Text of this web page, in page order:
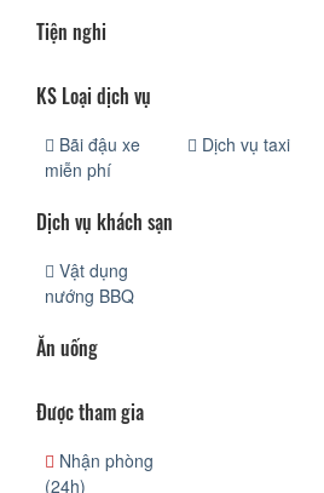
Tiện nghi
KS Loại dịch vụ
Bãi đậu xe
miễn phí
Dịch vụ taxi
Dịch vụ khách sạn
Vật dụng
nướng BBQ
Ăn uống
Được tham gia
Nhận phòng
(24h)